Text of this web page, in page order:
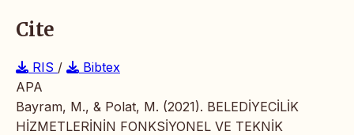
Cite
RIS /
Bibtex
APA
Bayram, M., & Polat, M. (2021). BELEDİYECİLİK
HİZMETLERİNİN FONKSİYONEL VE TEKNİK